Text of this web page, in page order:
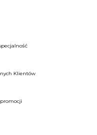
Klientów